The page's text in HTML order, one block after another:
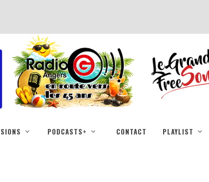
PODCASTS+ CONTACT PLAYLIST